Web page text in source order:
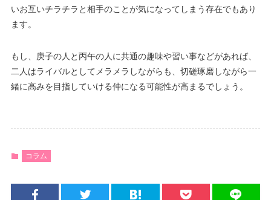
いお互いチラチラと相手のことが気になってしまう存在でもあり
ます。
もし、庚子の人と丙午の人に共通の趣味や習い事などがあれば、
二人はライバルとしてメラメラしながらも、切磋琢磨しながら一
緒に高みを目指していける仲になる可能性が高まるでしょう。
コラム